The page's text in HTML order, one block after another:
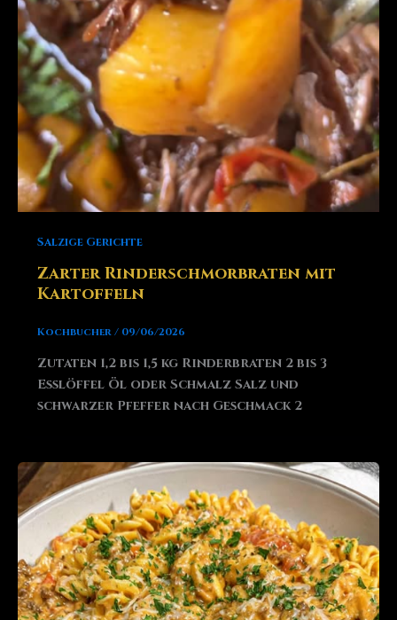
Salzige Gerichte
Zarter Rinderschmorbraten mit
Kartoffeln
Kochbucher/ 09/06/2026
Zutaten 1,2 bis 1,5 kg Rinderbraten 2 bis 3
Esslöffel Öl oder Schmalz Salz und
schwarzer Pfeffer nach Geschmack 2